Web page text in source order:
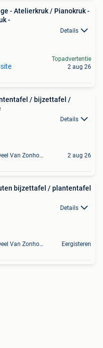
- Atelierkruk / Pianokruk -
-
Details
Topadvertentie
2 aug 26
/ bijzettafel /
Details
Houthalen+ Deel Van Zonhoven En Zolder 2 aug 26
bijzettafel / plantentafel
Details
Houthalen+ Deel Van Zonhoven En Zolder Eergisteren